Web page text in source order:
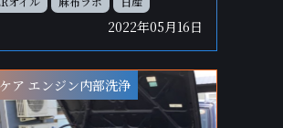
2022年05月16日
ア エンジン内部洗浄